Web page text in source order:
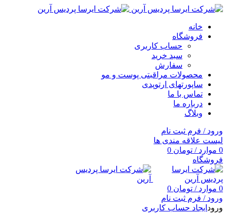
خانه
فروشگاه
حساب کاربری
سبد خرید
سفارش
محصولات مراقبتی پوست و مو
ساپورتهای ارتوپدی
تماس با ما
درباره ما
وبلاگ
ورود / فرم ثبت نام
لیست علاقه مندی ها
0 موارد / تومان
فروشگاه
0 موارد / تومان
ورود / فرم ثبت نام
ورود ایجاد حساب کاربری